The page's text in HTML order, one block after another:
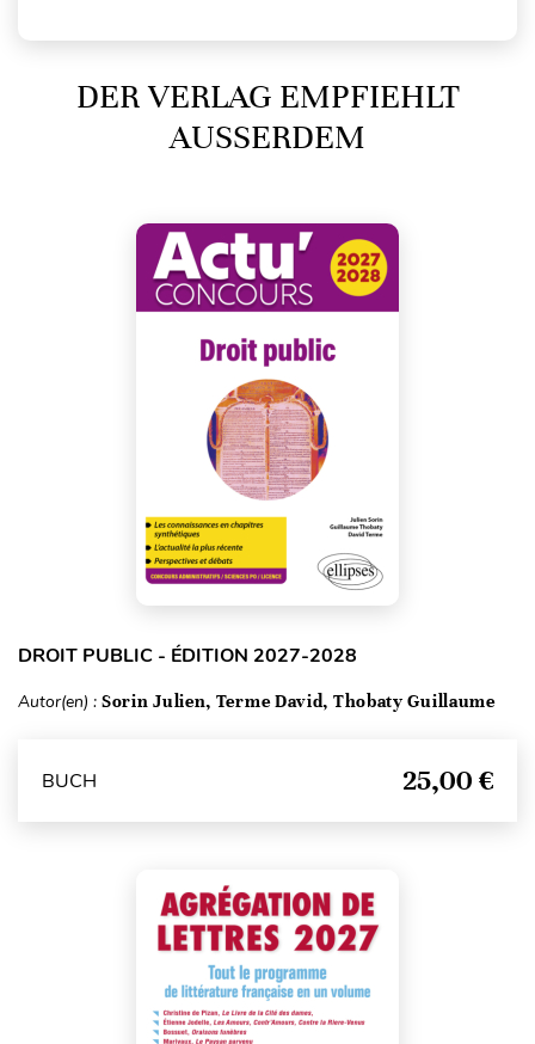
DER VERLAG EMPFIEHLT
AUSSERDEM
DROIT PUBLIC - ÉDITION 2027-2028
Autor(en) : Sorin Julien, Terme David, Thobaty Guillaume
BUCH 25,00 €